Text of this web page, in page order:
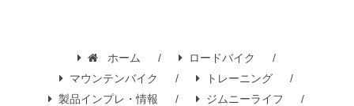
ホーム
ロードバイク
マウンテンバイク
トレーニング
製品インプレ・情報
ジムニーライフ